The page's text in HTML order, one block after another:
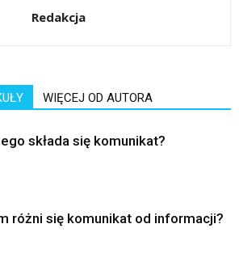
Redakcja
WIĘCEJ OD AUTORA
składa się komunikat?
różni się komunikat od informacji?